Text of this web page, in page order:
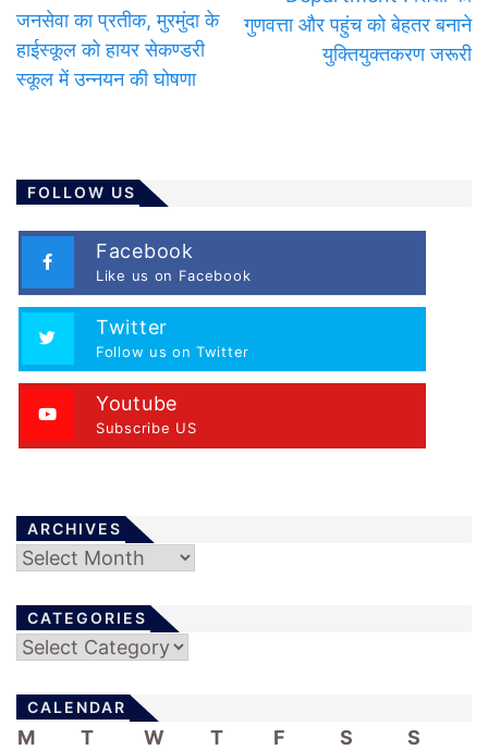
जनसेवा का प्रतीक, मुरमुंदा के
हाईस्कूल को हायर सेकण्डरी
स्कूल में उन्नयन की घोषणा
गुणवत्ता और पहुंच को बेहतर बनाने
युक्तियुक्तकरण जरूरी
FOLLOW US
Facebook
Like us on Facebook
Twitter
Follow us on Twitter
Youtube
Subscribe US
ARCHIVES
Archives
CATEGORIES
Categories
CALENDAR
M T W T F S S